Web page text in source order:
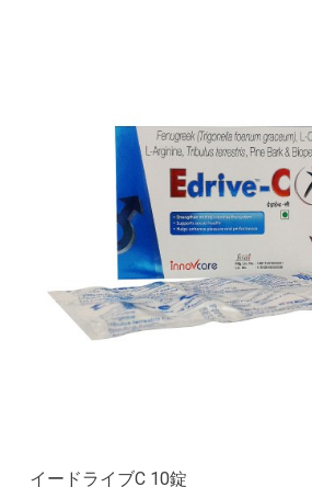
イードライブC 10錠